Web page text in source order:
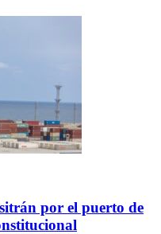
por el puerto de